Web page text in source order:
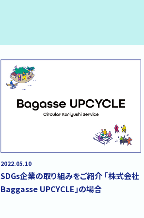
2022.05.10
SDGs企業の取り組みをご紹介 「株式会社
Baggasse UPCYCLE」の場合